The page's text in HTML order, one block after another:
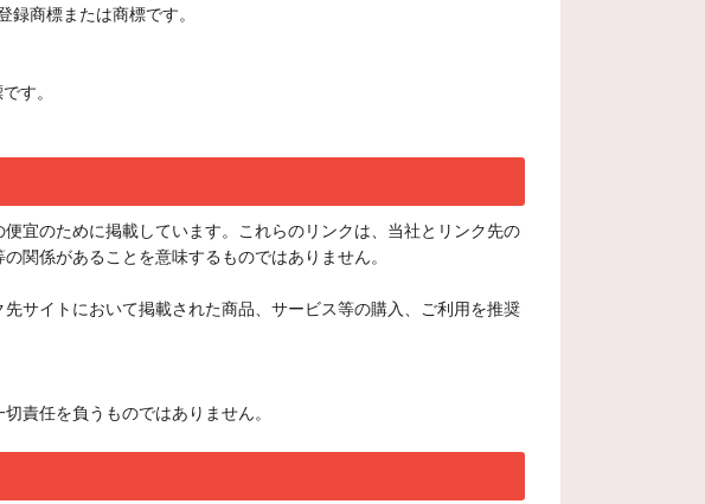
商標または商標です。
す。
宜のために掲載しています。これらのリンクは、当社とリンク先の
関係があることを意味するものではありません。
サイトにおいて掲載された商品、サービス等の購入、ご利用を推奨
責任を負うものではありません。